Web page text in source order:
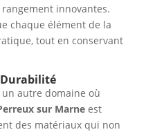
innovantes.
chaque élément de la
tout en conservant
autre domaine où
sur Marneest
des matériaux qui non